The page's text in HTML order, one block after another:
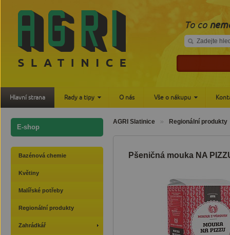
AGRI Slatinice Regionální produkty
Pšeničná mouka NA
E-shop
Bazénová chemie
Květiny
Malířské potřeby
Regionální produkty
Zahrádkář
To co
Hlavní strana Rady a tipy O nás Vše o nákupu